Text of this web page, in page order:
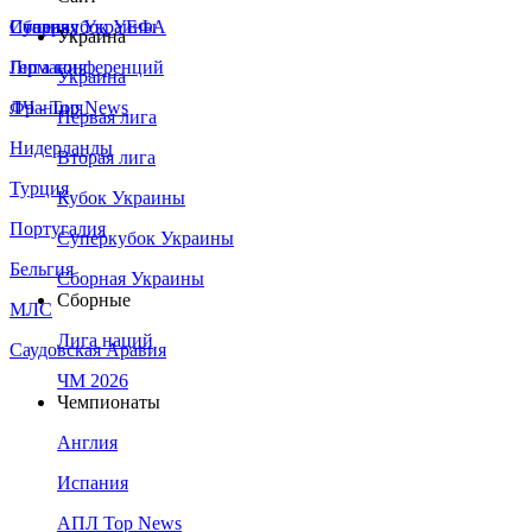
Сборная Украины
Италия
Германия
Франция
Нидерланды
Турция
Португалия
Бельгия
МЛС
Саудовская Аравия
Суперкубок УЕФА
Лига конференций
ЛЧ - Top News
Украина
Украина
Первая лига
Вторая лига
Кубок Украины
Суперкубок Украины
Сборная Украины
Сборные
Лига наций
ЧМ 2026
Чемпионаты
Англия
Испания
АПЛ Top News